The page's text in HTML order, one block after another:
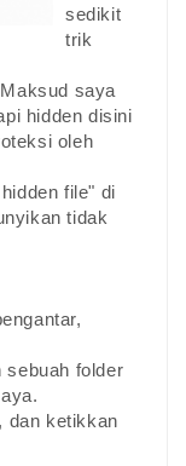
sedikit
trik
saya
hidden disini
oleh
file" di
tidak
sebuah folder
dan ketikkan